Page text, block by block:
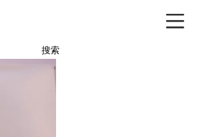
搜索